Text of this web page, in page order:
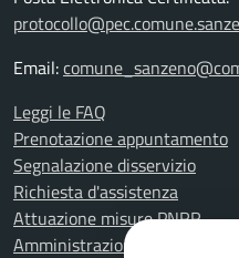
Email:
Leggi le FAQ
Prenotazione appuntamento
Segnalazione disservizio
Richiesta d'assistenza
Attuazione misure PNRR
Amministrazione trasparente